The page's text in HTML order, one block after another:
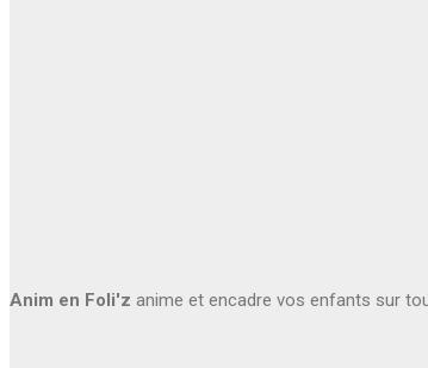
Anim en Foli'z anime et encadre vos enfants sur